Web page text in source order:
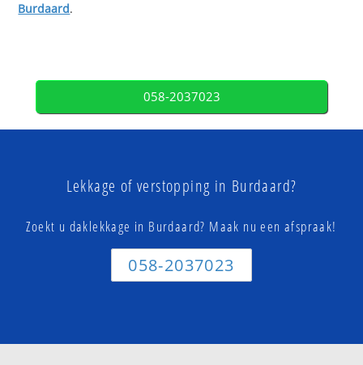
Burdaard.
058-2037023
Lekkage of verstopping in Burdaard?
Zoekt u daklekkage in Burdaard? Maak nu een afspraak!
058-2037023